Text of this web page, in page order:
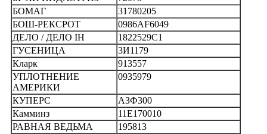
БОМАГ
31780205
БОШ-РЕКСРОТ
0986AF6049
ДЕЛО / ДЕЛО IH
1822529C1
ГУСЕНИЦА
3И1179
Кларк
913557
УПЛОТНЕНИЕ
АМЕРИКИ
0935979
КУПЕРС
АЗФ300
Камминз
11E170010
РАВНАЯ ВЕДЬМА
195813